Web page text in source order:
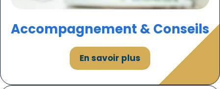
Accompagnement & Conseils
En savoir plus